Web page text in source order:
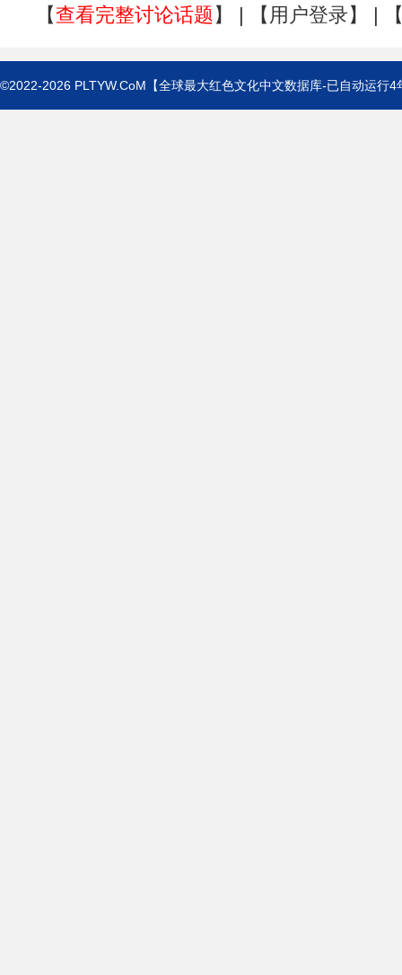
【查看完整讨论话题】 | 【 用户登录】 |
©2022-2026 PLTYW.CoM 【全球最大红色文化中文数据库-已自动运行4